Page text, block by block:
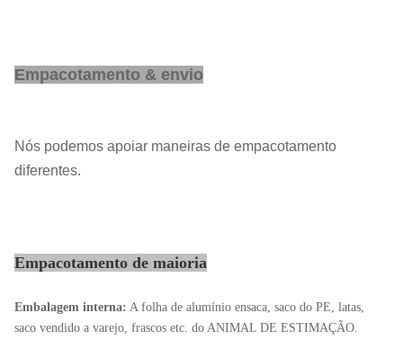
Termo do
Ordem
Prazo de
Dentro de 25 dias de trabalho
Empacotamento & envio
Nós podemos apoiar maneiras de empacotamento
diferentes.
Empacotamento de maioria
Embalagem interna: A folha de alumínio ensaca, saco do PE, latas,
saco vendido a varejo, frascos etc. do ANIMAL DE ESTIMAÇÃO.